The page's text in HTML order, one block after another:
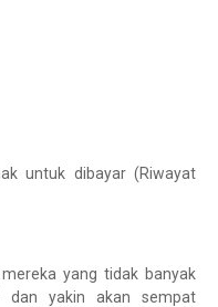
untuk dibayar (Riwayat
yang tidak banyak
dan yakin akan sempat